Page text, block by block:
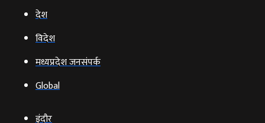
देश
विदेश
मध्यप्रदेश जनसंपर्क
Global
इंदौर